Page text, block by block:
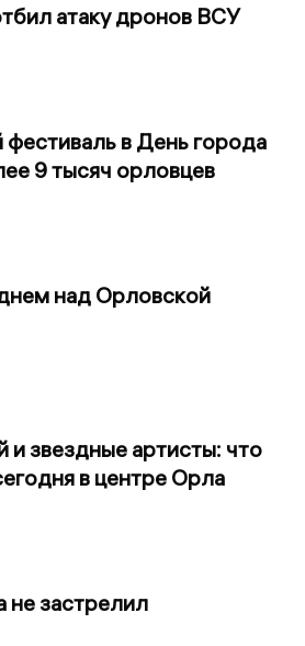
атаку дронов ВСУ
в День города
9 тысяч орловцев
над Орловской
и звездные артисты: что
в центре Орла
не застрелил